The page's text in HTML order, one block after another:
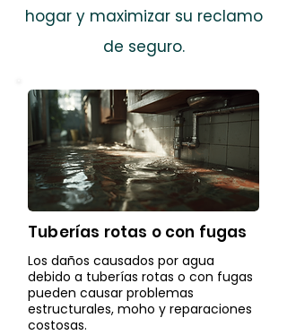
hogar y maximizar su reclamo
de seguro.
Tuberías rotas o con fugas
Los daños causados ​​por agua
debido a tuberías rotas o con fugas
pueden causar problemas
estructurales, moho y reparaciones
costosas.